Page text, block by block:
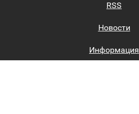
RSS
Новости
Информация